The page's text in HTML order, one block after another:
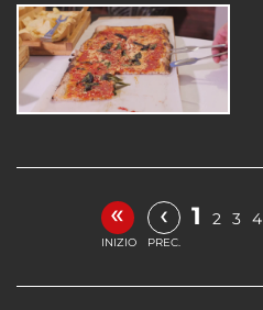
«
INIZIO
‹
PREC.
1 2 3 4